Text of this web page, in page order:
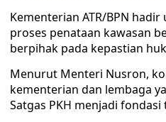
Kementerian ATR/BPN
proses penataan kawasan
berpihak pada kepastian
Menurut Menteri Nusron,
kementerian dan lembaga
Satgas PKH menjadi